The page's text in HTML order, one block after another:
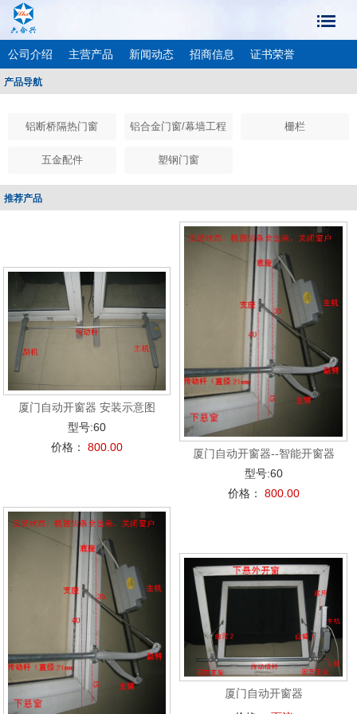
公司介绍 主营产品 新闻动态 招商信息 证书荣誉
成功案例
产品导航
铝断桥隔热门窗 铝合金门窗/幕墙工程 栅栏
五金配件 塑钢门窗
推荐产品
厦门自动开窗器 安装示意图
型号:60
价格： 800.00
厦门自动开窗器--智能开窗器
型号:60
价格： 800.00
厦门自动开窗器